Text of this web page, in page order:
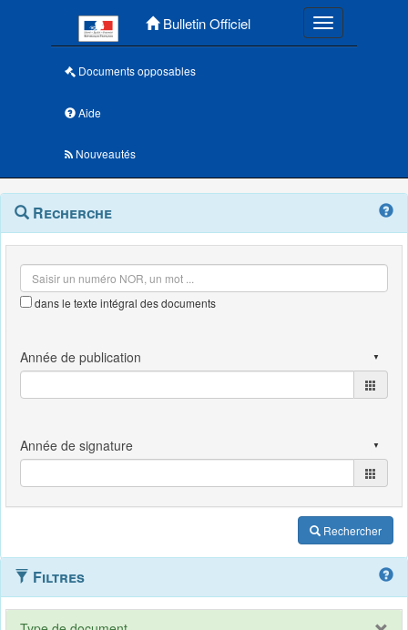
Bulletin Officiel Toggle
Documents opposables
Aide
Nouveautés
Navigation
outils
Menu
contextuel
Recherche
dans le texte intégral des documents
Rechercher
Filtres